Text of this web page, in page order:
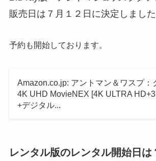
販売日は７月１２日に決定しました
予約も開始しております。
Amazon.co.jp: アントマン＆ワスプ：
4K UHD MovieNEX [4K ULTRA
+デジタル...
レンタル版のレンタル開始日は